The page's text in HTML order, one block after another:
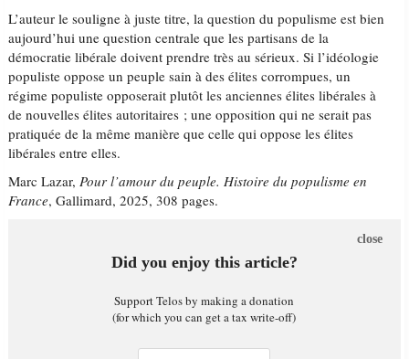
L’auteur le souligne à juste titre, la question du populisme est bien
aujourd’hui une question centrale que les partisans de la
démocratie libérale doivent prendre très au sérieux. Si l’idéologie
populiste oppose un peuple sain à des élites corrompues, un
régime populiste opposerait plutôt les anciennes élites libérales à
de nouvelles élites autoritaires ; une opposition qui ne serait pas
pratiquée de la même manière que celle qui oppose les élites
libérales entre elles.
Marc Lazar,Pour l’amour du peuple. Histoire du populisme en
France, Gallimard, 2025, 308 pages.
Did you enjoy this article?
close
Support Telos by making a donation
(for which you can get a tax write-off)